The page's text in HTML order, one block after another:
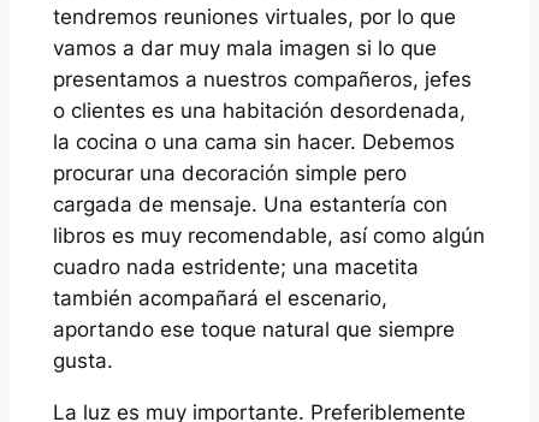
tendremos reuniones virtuales, por lo que
vamos a dar muy mala imagen si lo que
presentamos a nuestros compañeros, jefes
o clientes es una habitación desordenada,
la cocina o una cama sin hacer. Debemos
procurar una decoración simple pero
cargada de mensaje. Una estantería con
libros es muy recomendable, así como algún
cuadro nada estridente; una macetita
también acompañará el escenario,
aportando ese toque natural que siempre
gusta.
La luz es muy importante. Preferiblemente